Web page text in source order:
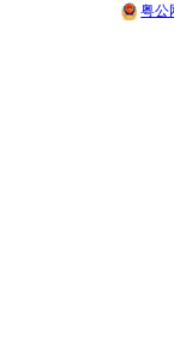
粤公